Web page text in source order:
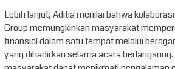
Lebih lanjut, Aditia menilai bahwa
Group memungkinkan masyarakat
finansial dalam satu tempat melalui
yang dihadirkan selama acara